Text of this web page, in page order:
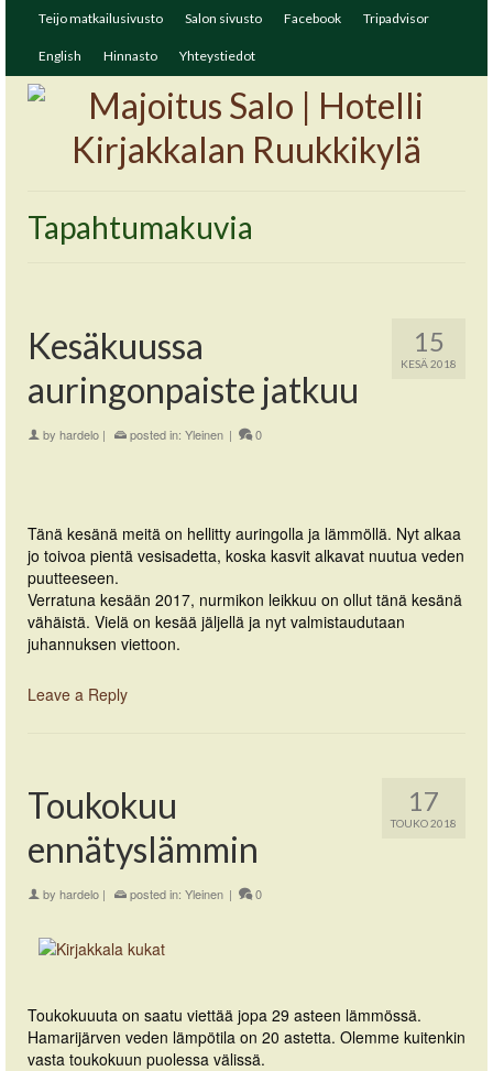
Teijo matkailusivusto Salon sivusto Facebook Tripadvisor
English Hinnasto Yhteystiedot
Tapahtumakuvia
15
KESÄ 2018
Kesäkuussa
auringonpaiste jatkuu
by hardelo | posted in: Yleinen | 0
Tänä kesänä meitä on hellitty auringolla ja lämmöllä. Nyt alkaa
jo toivoa pientä vesisadetta, koska kasvit alkavat nuutua veden
puutteeseen.
Verratuna kesään 2017, nurmikon leikkuu on ollut tänä kesänä
vähäistä. Vielä on kesää jäljellä ja nyt valmistaudutaan
juhannuksen viettoon.
Leave a Reply
17
TOUKO 2018
Toukokuu
ennätyslämmin
by hardelo | posted in: Yleinen | 0
Toukokuuuta on saatu viettää jopa 29 asteen lämmössä.
Hamarijärven veden lämpötila on 20 astetta. Olemme kuitenkin
vasta toukokuun puolessa välissä.